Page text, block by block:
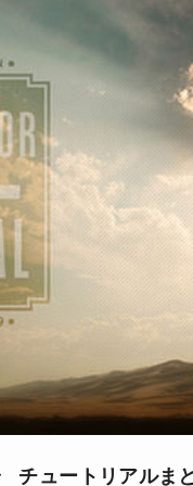
チュートリアルま